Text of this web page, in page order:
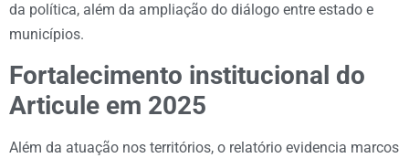
da política, além da ampliação do diálogo entre estado e
municípios.
Fortalecimento institucional do
Articule em 2025
Além da atuação nos territórios, o relatório evidencia marcos